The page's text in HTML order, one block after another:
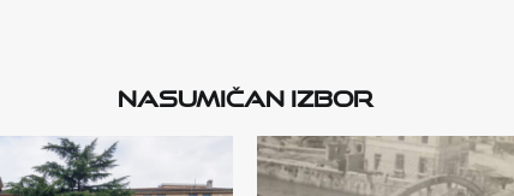
Nasumičan izbor